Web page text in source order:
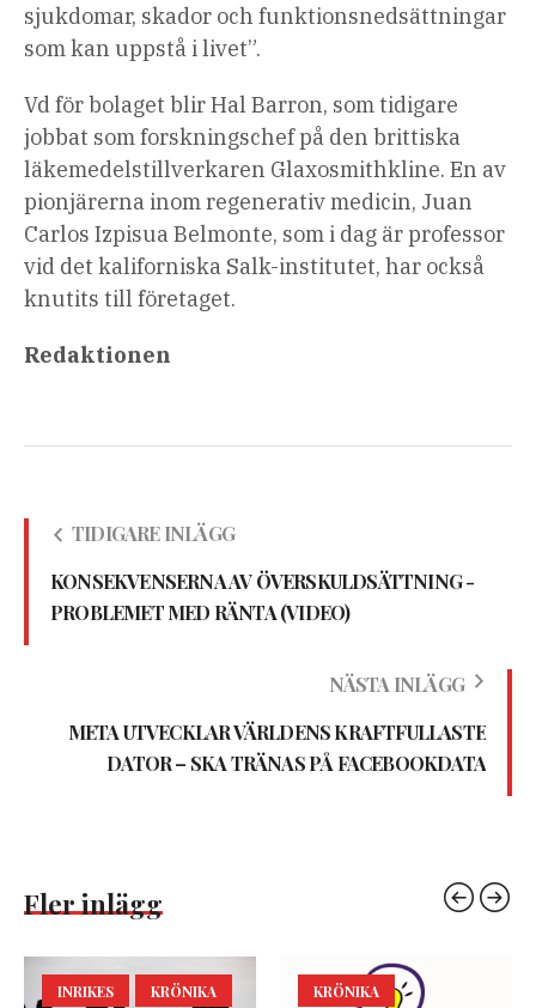
sjukdomar, skador och funktionsnedsättningar
som kan uppstå i livet”.
Vd för bolaget blir Hal Barron, som tidigare
jobbat som forskningschef på den brittiska
läkemedelstillverkaren Glaxosmithkline. En av
pionjärerna inom regenerativ medicin, Juan
Carlos Izpisua Belmonte, som i dag är professor
vid det kaliforniska Salk-institutet, har också
knutits till företaget.
Redaktionen
TIDIGARE INLÄGG
KONSEKVENSERNA AV ÖVERSKULDSÄTTNING -
PROBLEMET MED RÄNTA (VIDEO)
NÄSTA INLÄGG
META UTVECKLAR VÄRLDENS KRAFTFULLASTE
DATOR – SKA TRÄNAS PÅ FACEBOOKDATA
Fler inlägg
INRIKES KRÖNIKA KRÖNIKA